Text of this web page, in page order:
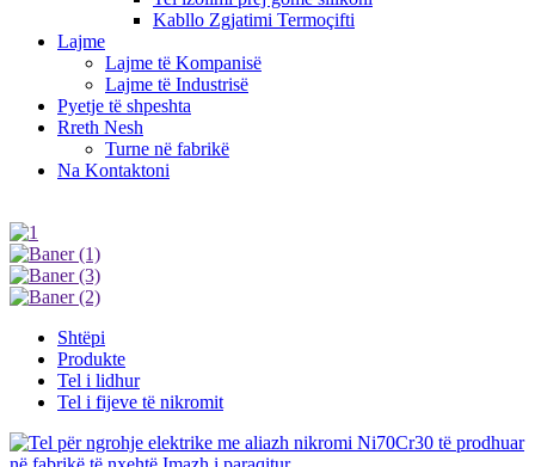
Kabllo Zgjatimi Termoçifti
Lajme
Lajme të Kompanisë
Lajme të Industrisë
Pyetje të shpeshta
Rreth Nesh
Turne në fabrikë
Na Kontaktoni
Shtëpi
Produkte
Tel i lidhur
Tel i fijeve të nikromit